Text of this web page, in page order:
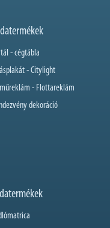
- cégtábla
- Citylight
- Flottareklám
dekoráció